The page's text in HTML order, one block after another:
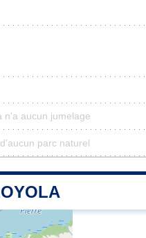
n'a aucun jumelage
parc naturel